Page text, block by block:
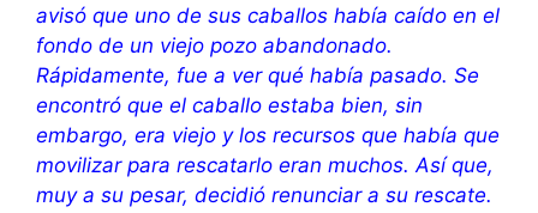
avisó que uno de sus caballos había caído en el
fondo de un viejo pozo abandonado.
Rápidamente, fue a ver qué había pasado. Se
encontró que el caballo estaba bien, sin
embargo, era viejo y los recursos que había que
movilizar para rescatarlo eran muchos. Así que,
muy a su pesar, decidió renunciar a su rescate.